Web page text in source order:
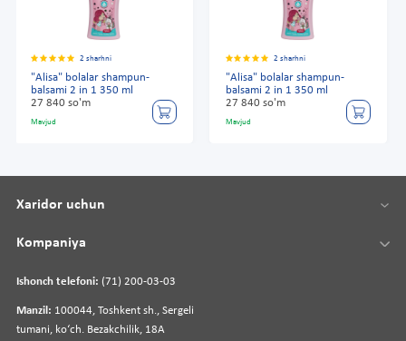
2 sharhni
"Alisa" bolalar shampun-
balsami 2 in 1 350 ml
27 840 so'm
Mavjud
2 sharhni
"Alisa" bolalar shampun-
balsami 2 in 1 350 ml
27 840 so'm
Mavjud
Ishonch telefoni: (71) 200-03-03
Manzil: 100044, Toshkent sh., Sergeli
tumani, koʻch. Bezakchilik, 18A
Xaridor uchun
Kompaniya